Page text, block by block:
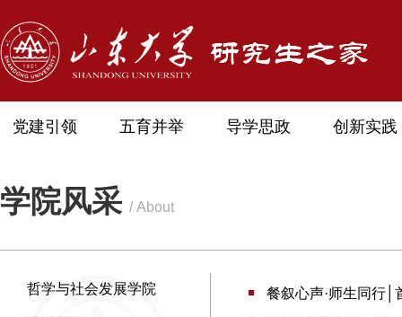
党建引领 五育并举 导学思政 创新实践
学院风采 / About
哲学与社会发展学院 餐叙心声·师生同行│